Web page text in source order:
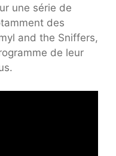
une série de
des
and the Sniffers,
de leur